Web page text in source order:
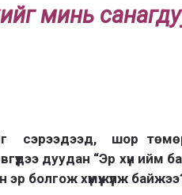
минь
сэрээдээд,шор
дуудан “Эр хүн ийм
эр болгож хүмүүжүүлж